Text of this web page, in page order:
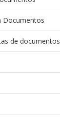
Documentos
de documentos